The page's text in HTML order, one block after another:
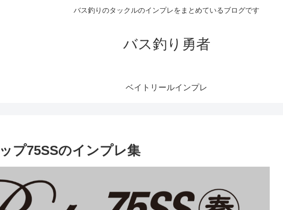
バス釣りのタックルのインプレをまとめているブログです
バス釣り勇者
ベイトリールインプレ
プ75SSのインプレ集